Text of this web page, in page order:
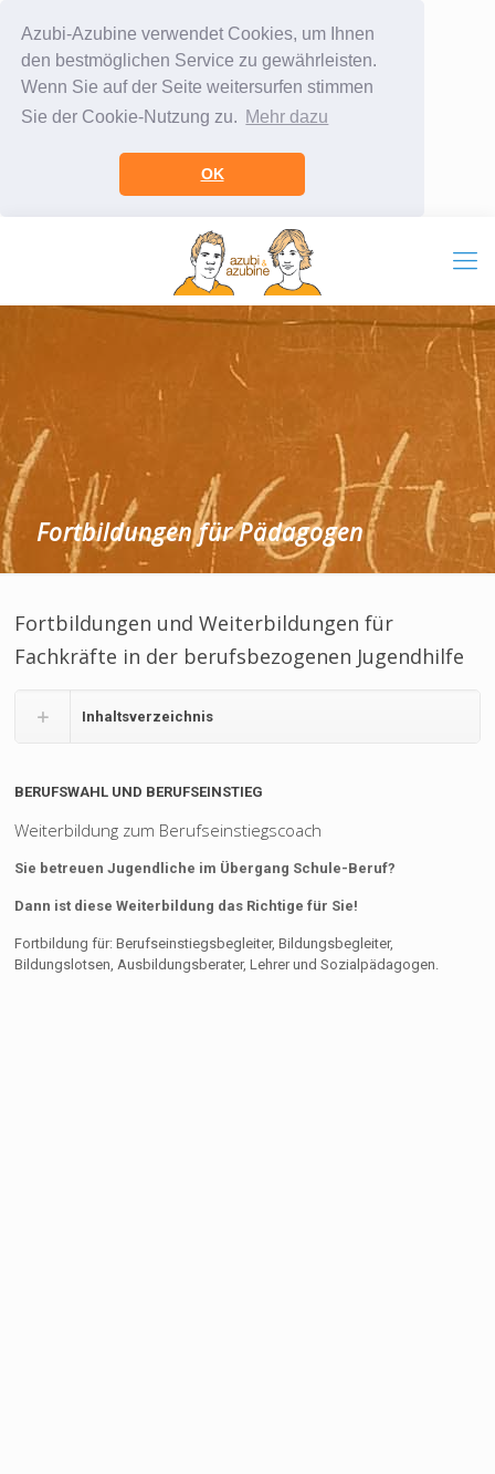
Azubi-Azubine verwendet Cookies, um Ihnen
den bestmöglichen Service zu gewährleisten.
Wenn Sie auf der Seite weitersurfen stimmen
Sie der Cookie-Nutzung zu. Mehr dazu
OK
Fortbildungen für Pädagogen
Fortbildungen und Weiterbildungen für
Fachkräfte in der berufsbezogenen Jugendhilfe
Inhaltsverzeichnis
BERUFSWAHL UND BERUFSEINSTIEG
Weiterbildung zum Berufseinstiegscoach
Sie betreuen Jugendliche im Übergang Schule-Beruf?
Dann ist diese Weiterbildung das Richtige für Sie!
Fortbildung für: Berufseinstiegsbegleiter, Bildungsbegleiter,
Bildungslotsen, Ausbildungsberater, Lehrer und Sozialpädagogen.